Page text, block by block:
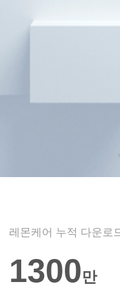
레몬케어 누적 다운로
1300만